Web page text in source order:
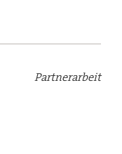
Partnerarbeit